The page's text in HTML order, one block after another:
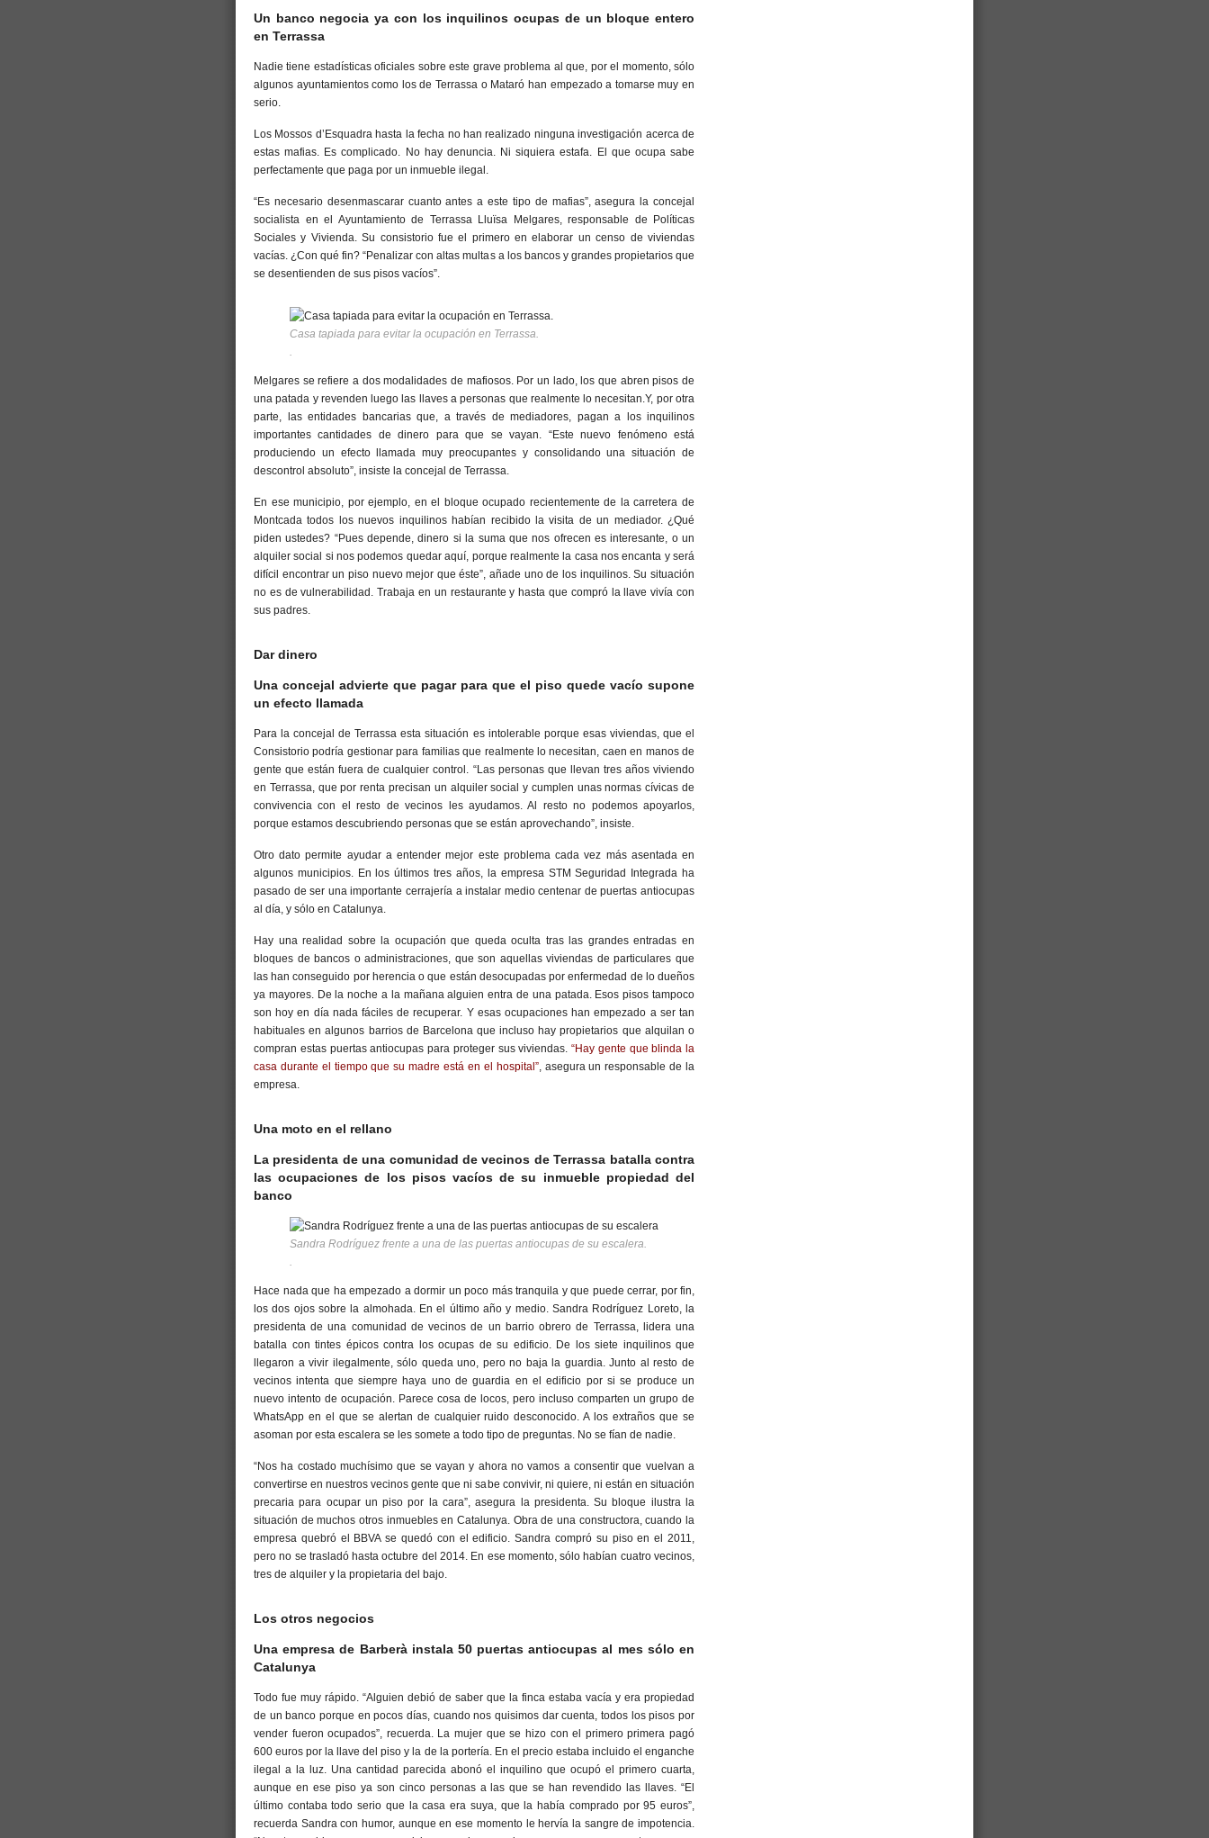
Un banco negocia ya con los inquilinos ocupas de un bloque entero
en Terrassa
Nadie tiene estadísticas oficiales sobre este grave problema al que, por el momento, sólo
algunos ayuntamientos como los de Terrassa o Mataró han empezado a tomarse muy en
serio.
Los Mossos d’Esquadra hasta la fecha no han realizado ninguna investigación acerca de
estas mafias. Es complicado. No hay denuncia. Ni siquiera estafa. El que ocupa sabe
perfectamente que paga por un inmueble ilegal.
“Es necesario desenmascarar cuanto antes a este tipo de mafias”, asegura la concejal
socialista en el Ayuntamiento de Terrassa Lluïsa Melgares, responsable de Políticas
Sociales y Vivienda. Su consistorio fue el primero en elaborar un censo de viviendas
vacías. ¿Con qué fin? “Penalizar con altas multas a los bancos y grandes propietarios que
se desentienden de sus pisos vacíos”.
Casa tapiada para evitar la ocupación en Terrassa.
.
Melgares se refiere a dos modalidades de mafiosos. Por un lado, los que abren pisos de
una patada y revenden luego las llaves a personas que realmente lo necesitan.Y, por otra
parte, las entidades bancarias que, a través de mediadores, pagan a los inquilinos
importantes cantidades de dinero para que se vayan. “Este nuevo fenómeno está
produciendo un efecto llamada muy preocupantes y consolidando una situación de
descontrol absoluto”, insiste la concejal de Terrassa.
En ese municipio, por ejemplo, en el bloque ocupado recientemente de la carretera de
Montcada todos los nuevos inquilinos habían recibido la visita de un mediador. ¿Qué
piden ustedes? “Pues depende, dinero si la suma que nos ofrecen es interesante, o un
alquiler social si nos podemos quedar aquí, porque realmente la casa nos encanta y será
difícil encontrar un piso nuevo mejor que éste”, añade uno de los inquilinos. Su situación
no es de vulnerabilidad. Trabaja en un restaurante y hasta que compró la llave vivía con
sus padres.
Dar dinero
Una concejal advierte que pagar para que el piso quede vacío supone
un efecto llamada
Para la concejal de Terrassa esta situación es intolerable porque esas viviendas, que el
Consistorio podría gestionar para familias que realmente lo necesitan, caen en manos de
gente que están fuera de cualquier control. “Las personas que llevan tres años viviendo
en Terrassa, que por renta precisan un alquiler social y cumplen unas normas cívicas de
convivencia con el resto de vecinos les ayudamos. Al resto no podemos apoyarlos,
porque estamos descubriendo personas que se están aprovechando”, insiste.
Otro dato permite ayudar a entender mejor este problema cada vez más asentada en
algunos municipios. En los últimos tres años, la empresa STM Seguridad Integrada ha
pasado de ser una importante cerrajería a instalar medio centenar de puertas antiocupas
al día, y sólo en Catalunya.
Hay una realidad sobre la ocupación que queda oculta tras las grandes entradas en
bloques de bancos o administraciones, que son aquellas viviendas de particulares que
las han conseguido por herencia o que están desocupadas por enfermedad de lo dueños
ya mayores. De la noche a la mañana alguien entra de una patada. Esos pisos tampoco
son hoy en día nada fáciles de recuperar. Y esas ocupaciones han empezado a ser tan
habituales en algunos barrios de Barcelona que incluso hay propietarios que alquilan o
compran estas puertas antiocupas para proteger sus viviendas. “Hay gente que blinda la
casa durante el tiempo que su madre está en el hospital”, asegura un responsable de la
empresa.
Una moto en el rellano
La presidenta de una comunidad de vecinos de Terrassa batalla contra
las ocupaciones de los pisos vacíos de su inmueble propiedad del
banco
Sandra Rodríguez frente a una de las puertas antiocupas de su escalera.
.
Hace nada que ha empezado a dormir un poco más tranquila y que puede cerrar, por fin,
los dos ojos sobre la almohada. En el último año y medio. Sandra Rodríguez Loreto, la
presidenta de una comunidad de vecinos de un barrio obrero de Terrassa, lidera una
batalla con tintes épicos contra los ocupas de su edificio. De los siete inquilinos que
llegaron a vivir ilegalmente, sólo queda uno, pero no baja la guardia. Junto al resto de
vecinos intenta que siempre haya uno de guardia en el edificio por si se produce un
nuevo intento de ocupación. Parece cosa de locos, pero ­incluso comparten un grupo de
WhatsApp en el que se alertan de cualquier ruido desconocido. A los extraños que se
asoman por esta escalera se les somete a todo tipo de preguntas. No se fían de nadie.
“Nos ha costado muchísimo que se vayan y ahora no vamos a consentir que vuelvan a
convertirse en nuestros vecinos gente que ni sabe convivir, ni quiere, ni están en situación
precaria para ocupar un piso por la cara”, asegura la presidenta. Su bloque ilustra la
situación de muchos otros inmuebles en Catalunya. Obra de una constructora, cuando la
empresa quebró el BBVA se quedó con el edificio. Sandra compró su piso en el 2011,
pero no se trasladó hasta octubre del 2014. En ese momento, sólo habían cuatro vecinos,
tres de alquiler y la propietaria del bajo.
Los otros negocios
Una empresa de Barberà instala 50 puertas antiocupas al mes sólo en
Catalunya
Todo fue muy rápido. “Alguien debió de saber que la finca estaba vacía y era propiedad
de un banco porque en pocos días, cuando nos quisimos dar cuenta, todos los pisos por
vender fueron ocupados”, recuerda. La mujer que se hizo con el primero primera pagó
600 euros por la llave del piso y la de la portería. En el precio estaba incluido el enganche
ilegal a la luz. Una cantidad parecida abonó el inquilino que ocupó el primero cuarta,
aunque en ese piso ya son cinco personas a las que se han revendido las llaves. “El
último contaba todo serio que la casa era suya, que la había comprado por 95 euros”,
recuerda Sandra con humor, aunque en ese momento le hervía la sangre de impotencia.